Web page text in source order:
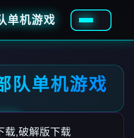
单机游戏
队单机游戏
载,破解版下载